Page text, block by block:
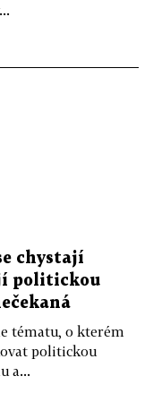
chystají
politickou
tématu, o kterém
politickou
a...